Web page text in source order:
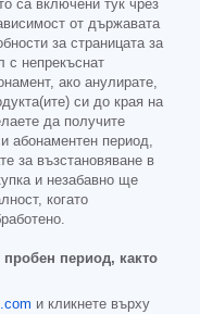
са включени тук чрез
от държавата
за страницата за
с непрекъснат
ако анулирате,
си до края на
да получите
абонаментен период,
за възстановяване в
и незабавно ще
когато
период, както
и кликнете върху